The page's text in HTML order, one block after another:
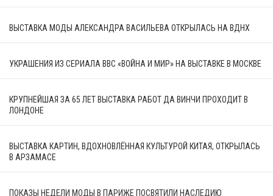
ВЫСТАВКА МОДЫ АЛЕКСАНДРА ВАСИЛЬЕВА ОТКРЫЛАСЬ НА ВДНХ
УКРАШЕНИЯ ИЗ СЕРИАЛА BBC «ВОЙНА И МИР» НА ВЫСТАВКЕ В МОСКВЕ
КРУПНЕЙШАЯ ЗА 65 ЛЕТ ВЫСТАВКА РАБОТ ДА ВИНЧИ ПРОХОДИТ В
ЛОНДОНЕ
ВЫСТАВКА КАРТИН, ВДОХНОВЛЁННАЯ КУЛЬТУРОЙ КИТАЯ, ОТКРЫЛАСЬ
В АРЗАМАСЕ
ПОКАЗЫ НЕДЕЛИ МОДЫ В ПАРИЖЕ ПОСВЯТИЛИ НАСЛЕДИЮ